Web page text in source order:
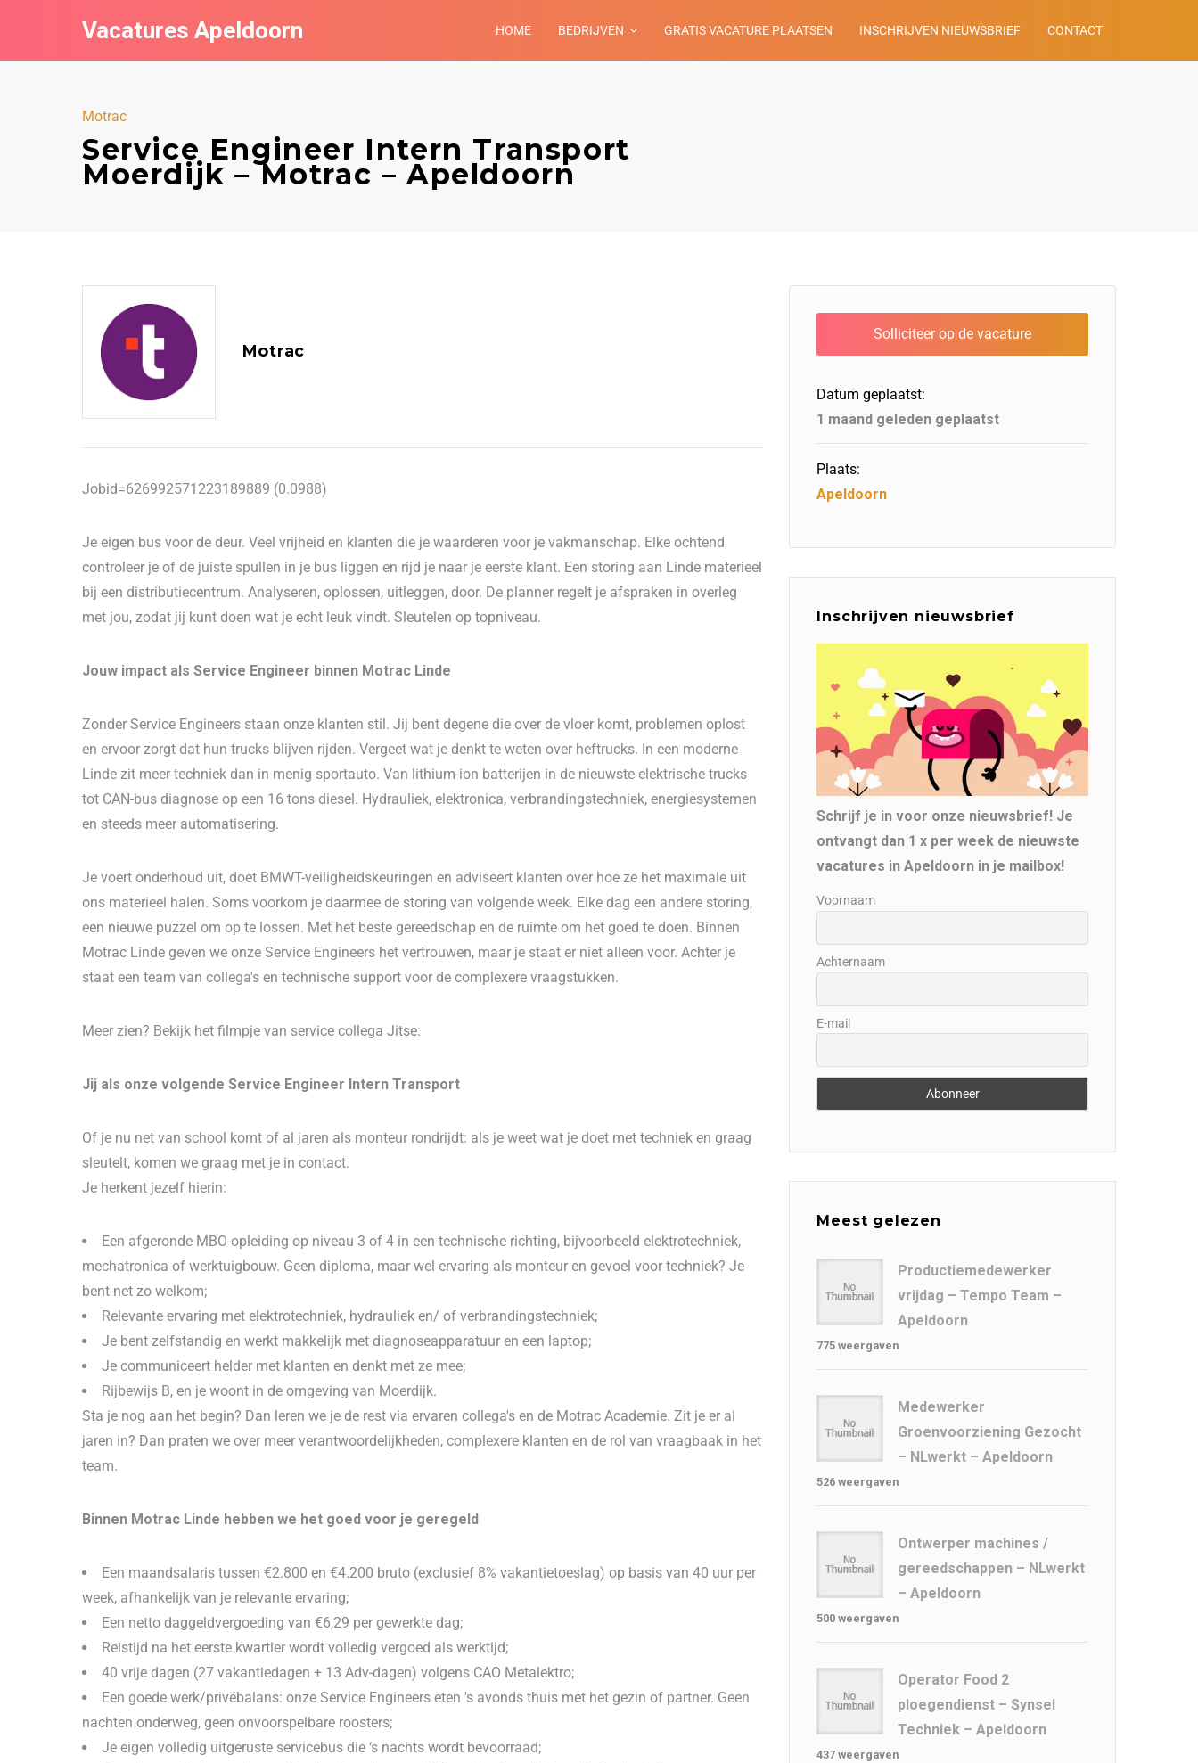
Vacatures Apeldoorn HOME BEDRIJVEN GRATIS VACATURE PLAATSEN INSCHRIJVEN NIEUWSBRIEF CONTACT
Motrac
Service Engineer Intern Transport
Moerdijk – Motrac – Apeldoorn
Motrac
Jobid=626992571223189889 (0.0988)
Je eigen bus voor de deur. Veel vrijheid en klanten die je waarderen voor je vakmanschap. Elke ochtend
controleer je of de juiste spullen in je bus liggen en rijd je naar je eerste klant. Een storing aan Linde materieel
bij een distributiecentrum. Analyseren, oplossen, uitleggen, door. De planner regelt je afspraken in overleg
met jou, zodat jij kunt doen wat je echt leuk vindt. Sleutelen op topniveau.
Jouw impact als Service Engineer binnen Motrac Linde
Zonder Service Engineers staan onze klanten stil. Jij bent degene die over de vloer komt, problemen oplost
en ervoor zorgt dat hun trucks blijven rijden. Vergeet wat je denkt te weten over heftrucks. In een moderne
Linde zit meer techniek dan in menig sportauto. Van lithium-ion batterijen in de nieuwste elektrische trucks
tot CAN-bus diagnose op een 16 tons diesel. Hydrauliek, elektronica, verbrandingstechniek, energiesystemen
en steeds meer automatisering.
Je voert onderhoud uit, doet BMWT-veiligheidskeuringen en adviseert klanten over hoe ze het maximale uit
ons materieel halen. Soms voorkom je daarmee de storing van volgende week. Elke dag een andere storing,
een nieuwe puzzel om op te lossen. Met het beste gereedschap en de ruimte om het goed te doen. Binnen
Motrac Linde geven we onze Service Engineers het vertrouwen, maar je staat er niet alleen voor. Achter je
staat een team van collega's en technische support voor de complexere vraagstukken.
Meer zien? Bekijk het filmpje van service collega Jitse:
Jij als onze volgende Service Engineer Intern Transport
Of je nu net van school komt of al jaren als monteur rondrijdt: als je weet wat je doet met techniek en graag
sleutelt, komen we graag met je in contact.
Je herkent jezelf hierin:
Een afgeronde MBO-opleiding op niveau 3 of 4 in een technische richting, bijvoorbeeld elektrotechniek,
mechatronica of werktuigbouw. Geen diploma, maar wel ervaring als monteur en gevoel voor techniek? Je
bent net zo welkom;
Relevante ervaring met elektrotechniek, hydrauliek en/ of verbrandingstechniek;
Je bent zelfstandig en werkt makkelijk met diagnoseapparatuur en een laptop;
Je communiceert helder met klanten en denkt met ze mee;
Rijbewijs B, en je woont in de omgeving van Moerdijk.
Sta je nog aan het begin? Dan leren we je de rest via ervaren collega's en de Motrac Academie. Zit je er al
jaren in? Dan praten we over meer verantwoordelijkheden, complexere klanten en de rol van vraagbaak in het
team.
Binnen Motrac Linde hebben we het goed voor je geregeld
Een maandsalaris tussen €2.800 en €4.200 bruto (exclusief 8% vakantietoeslag) op basis van 40 uur per
week, afhankelijk van je relevante ervaring;
Een netto daggeldvergoeding van €6,29 per gewerkte dag;
Reistijd na het eerste kwartier wordt volledig vergoed als werktijd;
40 vrije dagen (27 vakantiedagen + 13 Adv-dagen) volgens CAO Metalektro;
Een goede werk/privébalans: onze Service Engineers eten 's avonds thuis met het gezin of partner. Geen
nachten onderweg, geen onvoorspelbare roosters;
Je eigen volledig uitgeruste servicebus die ‘s nachts wordt bevoorraad;
Datum geplaatst:
1 maand geleden geplaatst
Plaats:
Apeldoorn
Inschrijven nieuwsbrief
Schrijf je in voor onze nieuwsbrief! Je
ontvangt dan 1 x per week de nieuwste
vacatures in Apeldoorn in je mailbox!
Voornaam
Achternaam
E-mail
Meest gelezen
Productiemedewerker
vrijdag – Tempo Team –
Apeldoorn
775 weergaven
Medewerker
Groenvoorziening Gezocht
– NLwerkt – Apeldoorn
526 weergaven
Ontwerper machines /
gereedschappen – NLwerkt
– Apeldoorn
500 weergaven
Operator Food 2
ploegendienst – Synsel
Techniek – Apeldoorn
437 weergaven